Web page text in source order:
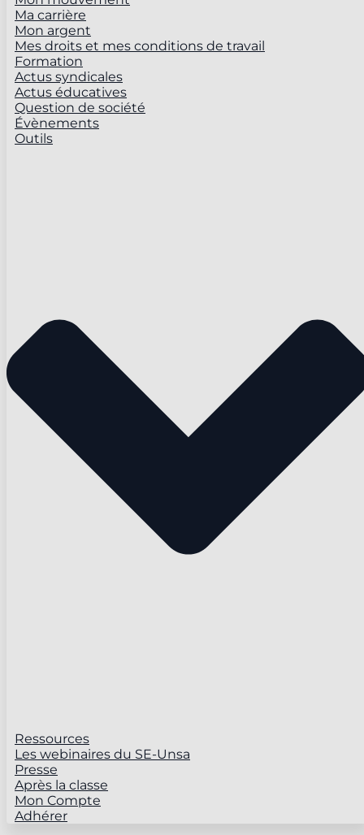
Ma carrière
Mon argent
Mes droits et mes conditions de travail
Formation
Actus syndicales
Actus éducatives
Question de société
Évènements
Outils
Ressources
Les webinaires du SE-Unsa
Presse
Après la classe
Mon Compte
Adhérer